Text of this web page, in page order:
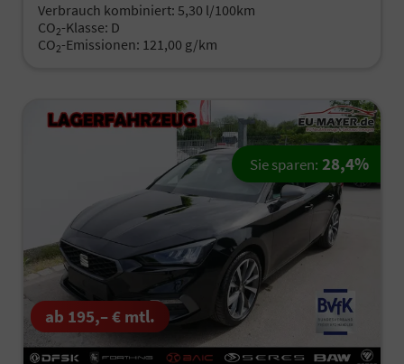
Verbrauch kombiniert: 5,30 l/100km
CO2-Klasse: D
CO2-Emissionen: 121,00 g/km
ab 195,– € mtl.
Sie sparen: 28,4%